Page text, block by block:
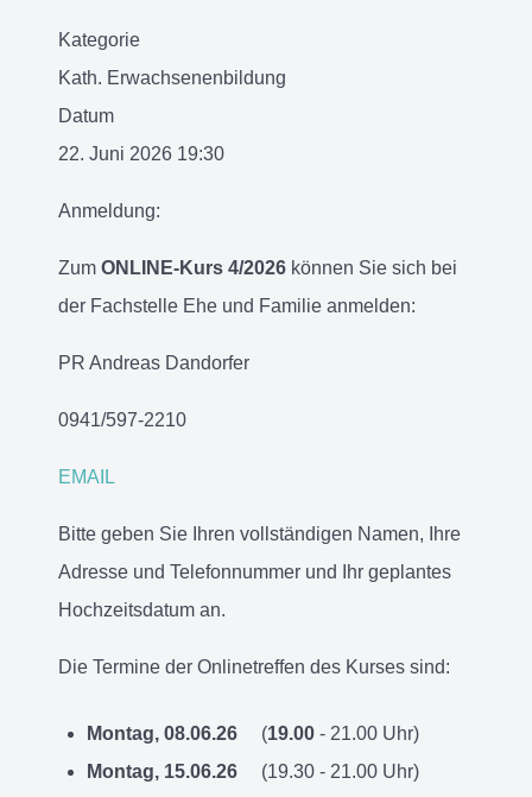
Kategorie
Kath. Erwachsenenbildung
Datum
22. Juni 2026 19:30
Anmeldung:
Zum ONLINE-Kurs 4/2026 können Sie sich bei
der Fachstelle Ehe und Familie anmelden:
PR Andreas Dandorfer
0941/597-2210
EMAIL
Bitte geben Sie Ihren vollständigen Namen, Ihre
Adresse und Telefonnummer und Ihr geplantes
Hochzeitsdatum an.
Die Termine der Onlinetreffen des Kurses sind:
Montag, 08.06.26 (19.00 - 21.00 Uhr)
Montag, 15.06.26 (19.30 - 21.00 Uhr)